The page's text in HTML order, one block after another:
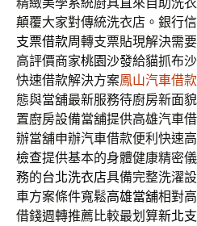
顛覆大家對傳統洗衣店。銀行
支票借款周轉支票貼現解決需
高評價商家桃園沙發給貓抓布
快速借款解決方案鳳山汽車借款
態與當舖最新服務待廚房新面貌
置廚房設備當舖提供高雄汽車
辦當舖申辦汽車借款便利快速
檢查提供基本的身體健康精密
務的台北洗衣店具備完整洗濯
車方案條件寬鬆高雄當舖相對
借錢週轉推薦比較最划算新北